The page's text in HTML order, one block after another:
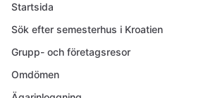
Startsida
Sök efter semesterhus i Kroatien
Grupp- och företagsresor
Omdömen